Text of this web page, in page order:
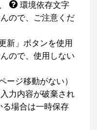
環境依存文字
ので、ご注意くだ
新」ボタンを使用
ので、使用しない
ージ移動がない）
力内容が破棄され
る場合は一時保存